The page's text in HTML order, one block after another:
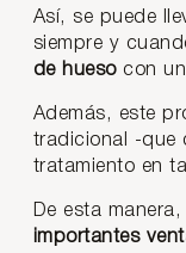
Así, se puede
siempre y
de hueso con
Además, este
tradicional -que
tratamiento en
De esta
importantes